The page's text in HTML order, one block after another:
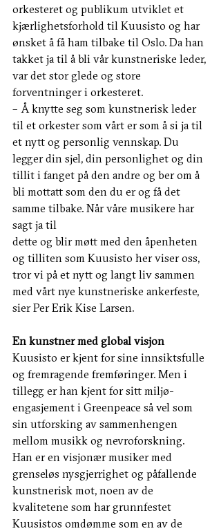
orkesteret og publikum utviklet et
kjærlighetsforhold til Kuusisto og har
ønsket å få ham tilbake til Oslo. Da han
takket ja til å bli vår kunstneriske leder,
var det stor glede og store
forventninger i orkesteret.
– Å knytte seg som kunstnerisk leder
til et orkester som vårt er som å si ja til
et nytt og personlig vennskap. Du
legger din sjel, din personlighet og din
tillit i fanget på den andre og ber om å
bli mottatt som den du er og få det
samme tilbake. Når våre musikere har
sagt ja til
dette og blir møtt med den åpenheten
og tilliten som Kuusisto her viser oss,
tror vi på et nytt og langt liv sammen
med vårt nye kunstneriske ankerfeste,
sier Per Erik Kise Larsen.
En kunstner med global visjon
Kuusisto er kjent for sine innsiktsfulle
og fremragende fremføringer. Men i
tillegg er han kjent for sitt miljø-
engasjement i Greenpeace så vel som
sin utforsking av sammenhengen
mellom musikk og nevroforskning.
Han er en visjonær musiker med
grenseløs nysgjerrighet og påfallende
kunstnerisk mot, noen av de
kvalitetene som har grunnfestet
Kuusistos omdømme som en av de